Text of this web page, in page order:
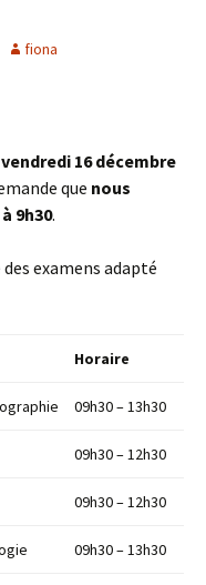
fiona
vendredi 16 décembre
que nous
9h30.
examens adapté
Horaire
09h30 – 13h30
09h30 – 12h30
09h30 – 12h30
09h30 – 13h30